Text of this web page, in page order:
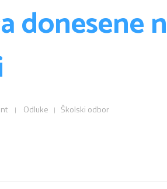
donesene
Odluke Školski odbor